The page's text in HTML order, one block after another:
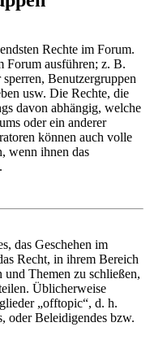
Rechte im Forum.
Forum ausführen; z. B.
Benutzergruppen
usw. Die Rechte, die
davon abhängig, welche
oder ein anderer
können auch volle
wenn ihnen das
das Geschehen im
Recht, in ihrem Bereich
und Themen zu schließen,
Üblicherweise
„offtopic“, d. h.
oder Beleidigendes bzw.